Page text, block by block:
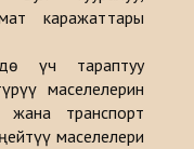
борборунун анализи
каражаттары
үч тараптуу
маселелерин
жана транспорт
маселелери